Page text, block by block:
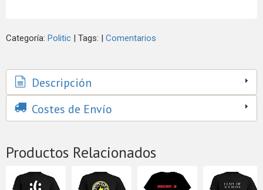
Categoría: Politic | Tags: | Comentarios
Descripción
Costes de Envío
Productos Relacionados